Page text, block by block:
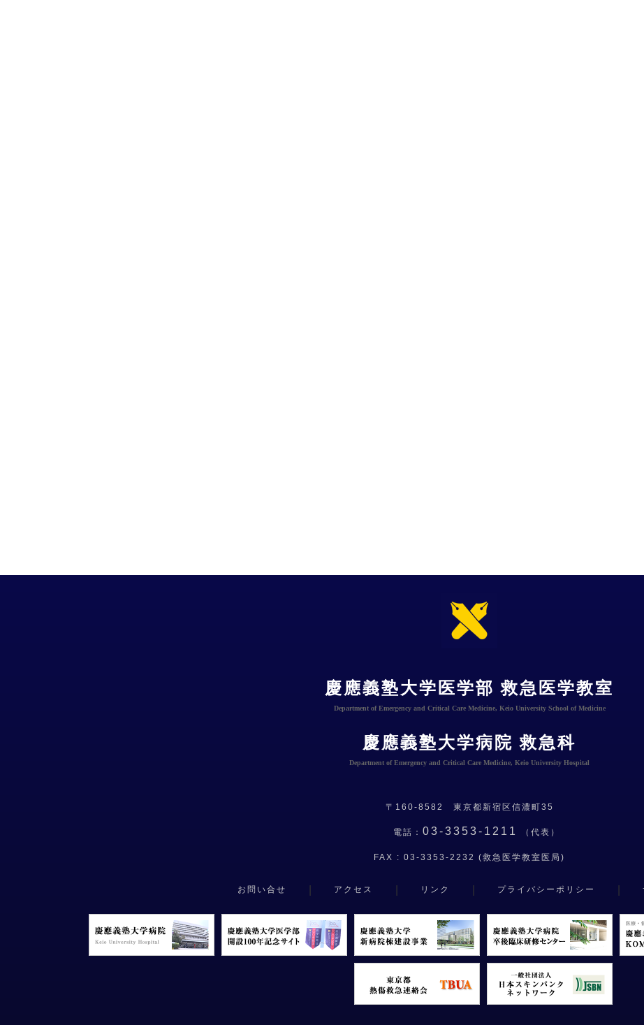
慶應義塾大学医学部 救急医学教室
Department of Emergency and Critical Care Medicine, Keio University School of Medicine
慶應義塾大学病院 救急科
Department of Emergency and Critical Care Medicine, Keio University Hospital
〒160-8582 東京都新宿区信濃町35
電話： 03-3353-1211 （代表）
FAX : 03-3353-2232 (救急医学教室医局)
お問い合せ アクセス リンク プライバシーポリシー